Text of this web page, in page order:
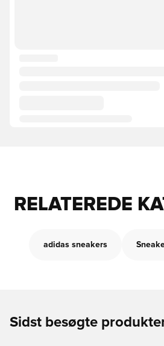
RELATEREDE
adidas sneakers
Sidst besøgte